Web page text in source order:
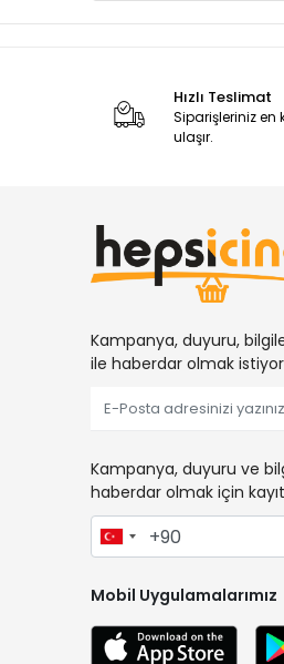
Hızlı Teslimat
Siparişleriniz en
ulaşır.
Kampanya, duyuru,
ile haberdar olmak
Kampanya, duyuru ve
haberdar olmak için
Mobil Uygulamalarımız